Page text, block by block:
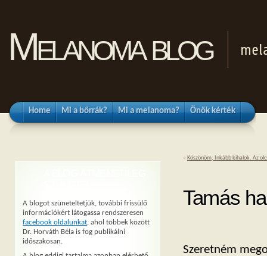
Melanoma blog
Home Mi a bőrrák? Mi a melanoma? Önök kérték
« Köszönöm, Inkább kihalok. Az
Tamás
Szeretném
A blogot szüneteltetjük, további frissülő
információkért látogassa rendszeresen
facebook oldalunkat, ahol többek között
Dr. Horváth Béla is fog publikálni
időszakosan.